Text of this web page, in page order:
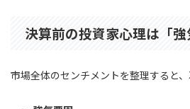
決算前の投資家心理は「強
市場全体のセンチメントを整理すると、